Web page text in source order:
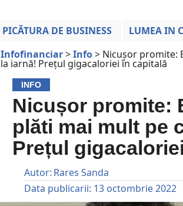
PICĂTURA DE BUSINESS LUMEA IN
Infofinanciar>Info> Nicușor promite:
la iarnă! Prețul gigacaloriei în capitală
INFO
Nicușor promite:
plăti mai mult pe
Prețul
Autor: Rares Sanda
Data publicarii: 13 octombrie 2022